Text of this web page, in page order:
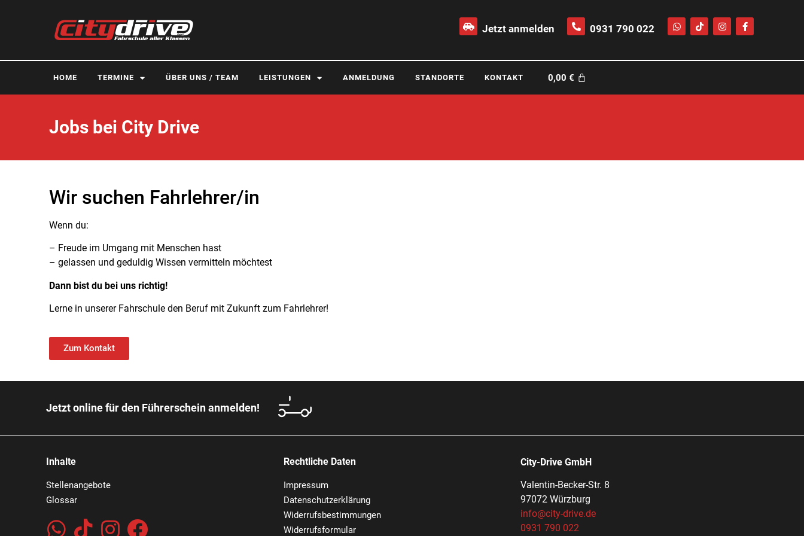
Jetzt anmelden 0931 790 022
HOME TERMINE ÜBER UNS / TEAM LEISTUNGEN ANMELDUNG STANDORTE KONTAKT 0,00 €
Jobs bei City Drive
Wir suchen Fahrlehrer/in
Wenn du:
– Freude im Umgang mit Menschen hast
– gelassen und geduldig Wissen vermitteln möchtest
Dann bist du bei uns richtig!
Lerne in unserer Fahrschule den Beruf mit Zukunft zum Fahrlehrer!
Zum Kontakt
Jetzt online für den Führerschein anmelden!
Inhalte
Stellenangebote
Glossar
Rechtliche Daten
Impressum
Datenschutzerklärung
Widerrufsbestimmungen
Widerrufsformular
City-Drive GmbH
Valentin-Becker-Str. 8
97072 Würzburg
info@city-drive.de
0931 790 022